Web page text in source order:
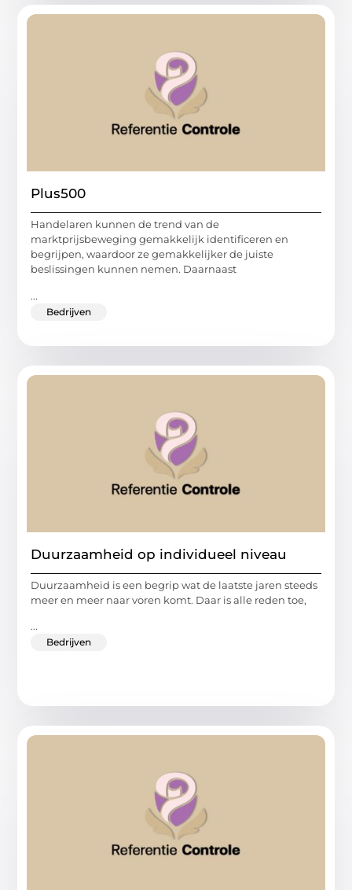
Plus500
Handelaren kunnen de trend van de
marktprijsbeweging gemakkelijk identificeren en
begrijpen, waardoor ze gemakkelijker de juiste
beslissingen kunnen nemen. Daarnaast
...
Bedrijven
Duurzaamheid op individueel niveau
Duurzaamheid is een begrip wat de laatste jaren steeds
meer en meer naar voren komt. Daar is alle reden toe,
...
Bedrijven